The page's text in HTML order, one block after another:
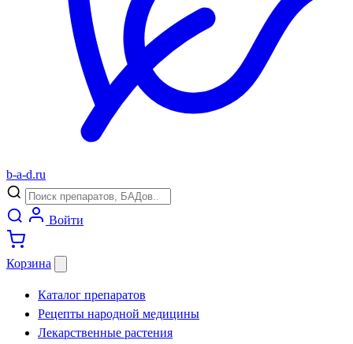
b-a-d.ru
Войти
Корзина
Каталог препаратов
Рецепты народной медицины
Лекарственные растения